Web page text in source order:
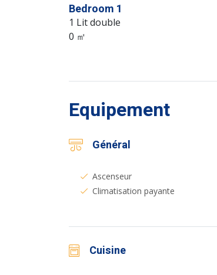
Bedroom 1
1 Lit double
0 ㎡
Equipement
Général
Ascenseur
Climatisation payante
Cuisine